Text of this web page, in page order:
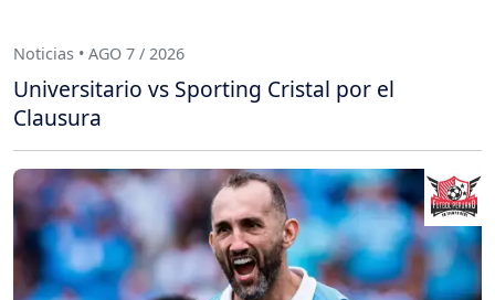
Noticias • AGO 7 / 2026
Universitario vs Sporting Cristal por el
Clausura